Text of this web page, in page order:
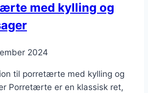
med kylling og
2024
til porretærte med kylling og
Porretærte er en klassisk ret,